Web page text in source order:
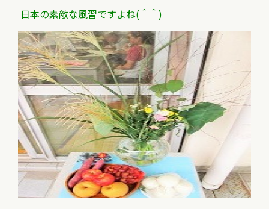
日本の素敵な風習ですよね(＾＾)